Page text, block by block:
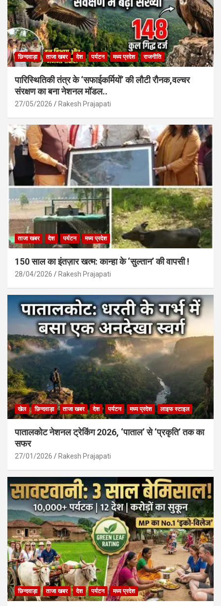
छिन्दवाड़ा ताजा खबर देश पर्यटन मध्य प्रदेश राजनीति
पारिस्थितिकी तंत्र के ‘सफाईकर्मियों’ की लौटी रौनक,वल्चर
संरक्षण का बना नेशनल मॉडल..
27/05/2026 Rakesh Prajapati
ताजा खबर देश पर्यटन मध्य प्रदेश
150 साल का इंतज़ार खत्म: कान्हा के ‘सुल्तान’ की वापसी !
28/04/2026 Rakesh Prajapati
खेल छिन्दवाड़ा ताजा खबर देश पर्यटन मध्य प्रदेश लाइफ स्टाइल
पातालकोट नेशनल ट्रेकिंग 2026, ‘पाताल’ से ‘प्रकृति’ तक का
सफर
27/01/2026 Rakesh Prajapati
छिन्दवाड़ा ताजा खबर देश पर्यटन मध्य प्रदेश